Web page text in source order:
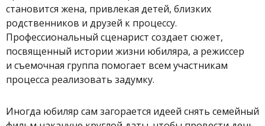
становится жена, привлекая детей, близких
родственников и друзей к процессу.
Профессиональный сценарист создает сюжет,
посвященный истории жизни юбиляра, а режиссер
и съемочная группа помогает всем участникам
процесса реализовать задумку.
Иногда юбиляр сам загорается идеей снять семейный